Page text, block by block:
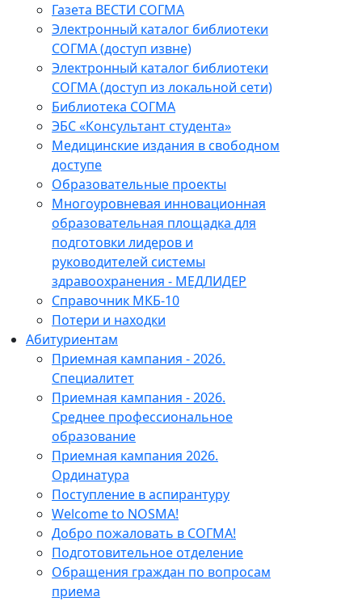
Газета ВЕСТИ СОГМА
Электронный каталог библиотеки
СОГМА (доступ извне)
Электронный каталог библиотеки
СОГМА (доступ из локальной сети)
Библиотека СОГМА
ЭБС «Консультант студента»
Медицинские издания в свободном
доступе
Образовательные проекты
Многоуровневая инновационная
образовательная площадка для
подготовки лидеров и
руководителей системы
здравоохранения - МЕДЛИДЕР
Справочник МКБ-10
Потери и находки
Абитуриентам
Приемная кампания - 2026.
Специалитет
Приемная кампания - 2026.
Среднее профессиональное
образование
Приемная кампания 2026.
Ординатура
Поступление в аспирантуру
Welcome to NOSMA!
Добро пожаловать в СОГМА!
Подготовительное отделение
Обращения граждан по вопросам
приема